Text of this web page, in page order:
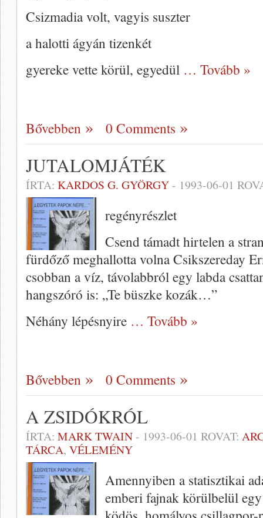
Csizmadia volt, vagyis suszter
a halotti ágyán tizenkét
gyereke vette körül, egyedül … Tovább »
Bővebben 0 Comments
JUTALOMJÁTÉK
ÍRTA: KARDOS G. GYÖRGY- 1993-06-01
regényrészlet
Csend támadt hirtelen a
fürdőző meghallotta volna Csikszereday
csobban a víz, távolabbról egy labda
hangszóró is: „Te büszke kozák…”
Néhány lépésnyire … Tovább »
Bővebben 0 Comments
A ZSIDÓKRÓL
ÍRTA: MARK TWAIN- 1993-06-01 ROVAT:
TÁRCA, VÉLEMÉNY
Amennyiben a statisztikai
emberi fajnak körülbelül